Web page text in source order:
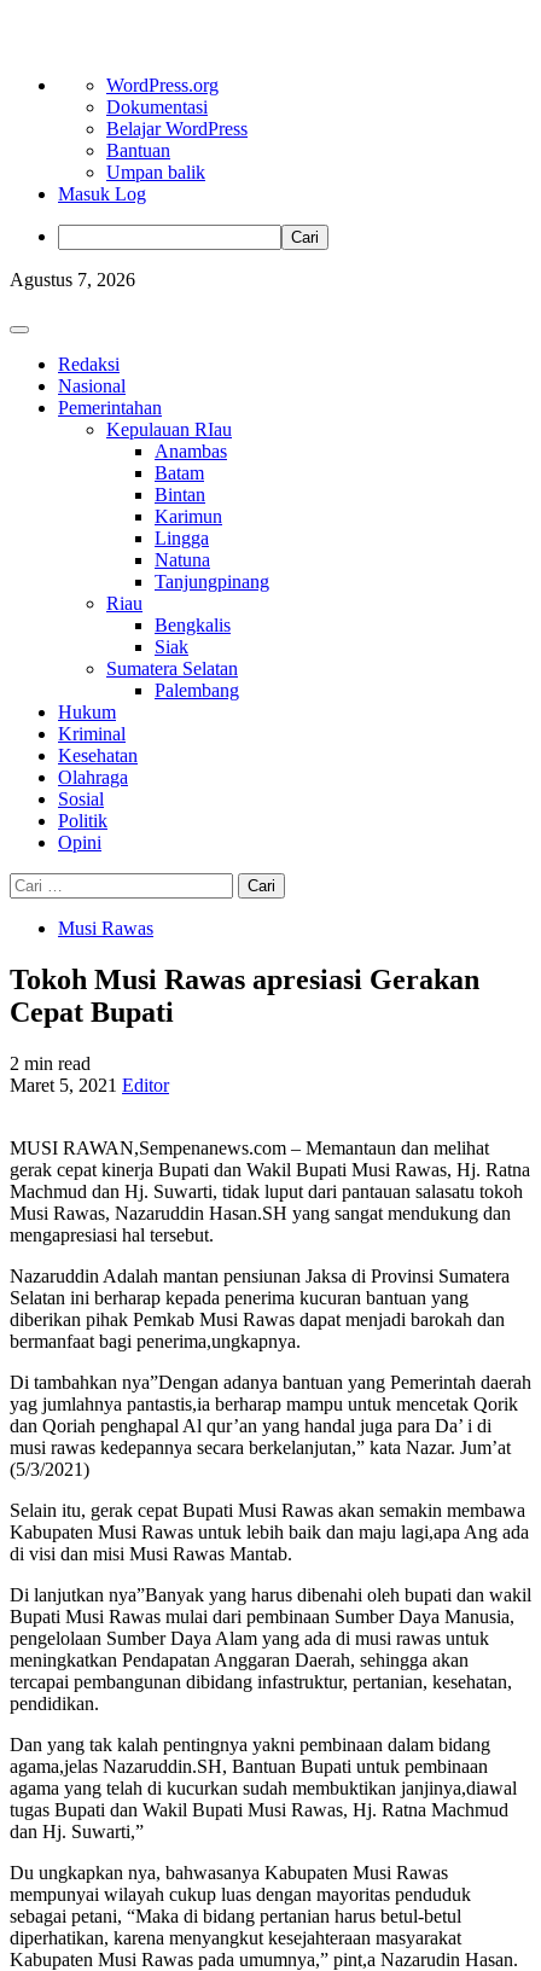
Tentang
WordPress
WordPress.org
Dokumentasi
Belajar WordPress
Bantuan
Umpan balik
Masuk Log
Cari
Skip
content
Agustus 7, 2026
Primary
Redaksi
Nasional
Pemerintahan
Kepulauan RIau
Anambas
Batam
Bintan
Karimun
Lingga
Natuna
Tanjungpinang
Riau
Bengkalis
Siak
Sumatera Selatan
Palembang
Hukum
Kriminal
Kesehatan
Olahraga
Sosial
Politik
Opini
Cari
untuk:
Musi Rawas
Tokoh Musi Rawas apresiasi Gerakan
Cepat Bupati
2 min read
Maret 5, 2021 Editor
MUSI RAWAN,Sempenanews.com – Memantaun dan melihat
gerak cepat kinerja Bupati dan Wakil Bupati Musi Rawas, Hj. Ratna
Machmud dan Hj. Suwarti, tidak luput dari pantauan salasatu tokoh
Musi Rawas, Nazaruddin Hasan.SH yang sangat mendukung dan
mengapresiasi hal tersebut.
Nazaruddin Adalah mantan pensiunan Jaksa di Provinsi Sumatera
Selatan ini berharap kepada penerima kucuran bantuan yang
diberikan pihak Pemkab Musi Rawas dapat menjadi barokah dan
bermanfaat bagi penerima,ungkapnya.
Di tambahkan nya”Dengan adanya bantuan yang Pemerintah daerah
yag jumlahnya pantastis,ia berharap mampu untuk mencetak Qorik
dan Qoriah penghapal Al qur’an yang handal juga para Da’ i di
musi rawas kedepannya secara berkelanjutan,” kata Nazar. Jum’at
(5/3/2021)
Selain itu, gerak cepat Bupati Musi Rawas akan semakin membawa
Kabupaten Musi Rawas untuk lebih baik dan maju lagi,apa Ang ada
di visi dan misi Musi Rawas Mantab.
Di lanjutkan nya”Banyak yang harus dibenahi oleh bupati dan wakil
Bupati Musi Rawas mulai dari pembinaan Sumber Daya Manusia,
pengelolaan Sumber Daya Alam yang ada di musi rawas untuk
meningkatkan Pendapatan Anggaran Daerah, sehingga akan
tercapai pembangunan dibidang infastruktur, pertanian, kesehatan,
pendidikan.
Dan yang tak kalah pentingnya yakni pembinaan dalam bidang
agama,jelas Nazaruddin.SH, Bantuan Bupati untuk pembinaan
agama yang telah di kucurkan sudah membuktikan janjinya,diawal
tugas Bupati dan Wakil Bupati Musi Rawas, Hj. Ratna Machmud
dan Hj. Suwarti,”
Du ungkapkan nya, bahwasanya Kabupaten Musi Rawas
mempunyai wilayah cukup luas dengan mayoritas penduduk
sebagai petani, “Maka di bidang pertanian harus betul-betul
diperhatikan, karena menyangkut kesejahteraan masyarakat
Kabupaten Musi Rawas pada umumnya,” pint,a Nazarudin Hasan.